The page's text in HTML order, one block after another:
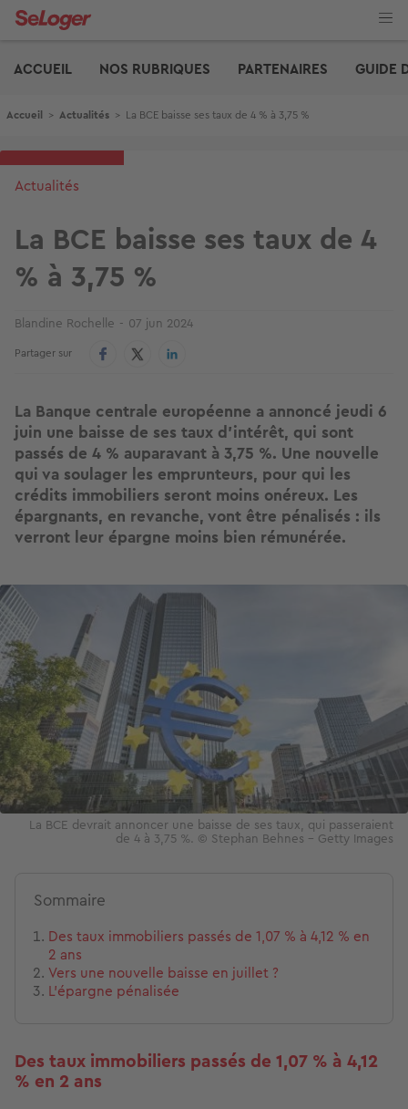
Aller
ACCUEIL
NOS RUBRIQUES PARTENAIRES GUIDE
Fil d'Ariane
Accueil > Actualités > La BCE baisse ses taux de 4 % à 3,75 %
Actualités
La BCE baisse ses taux de 4
% à 3,75 %
Blandine Rochelle 07 jun 2024
Partager sur
La Banque centrale européenne a annoncé jeudi 6
juin une baisse de ses taux d’intérêt, qui sont
passés de 4 % auparavant à 3,75 %. Une nouvelle
qui va soulager les emprunteurs, pour qui les
crédits immobiliers seront moins onéreux. Les
épargnants, en revanche, vont être pénalisés : ils
verront leur épargne moins bien rémunérée.
Image
La BCE devrait annoncer une baisse de ses taux, qui passeraient
de 4 à 3,75 %. © Stephan Behnes - Getty Images
Sommaire
Des taux immobiliers passés de 1,07 % à 4,12 % en
2 ans
Vers une nouvelle baisse en juillet ?
L’épargne pénalisée
Des taux immobiliers passés de 1,07 % à 4,12
% en 2 ans